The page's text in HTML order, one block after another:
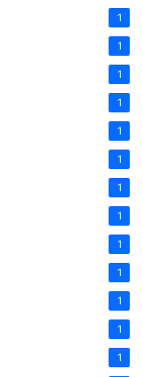
1
1
1
1
1
1
1
1
1
1
1
1
1